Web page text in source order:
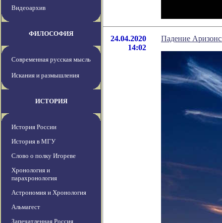
Видеоархив
ФИЛОСОФИЯ
Современная русская мысль
Искания и размышления
ИСТОРИЯ
История России
История в МГУ
Слово о полку Игореве
Хронология и
парахронология
Астрономия и Хронология
Альмагест
Запечатленная Россия
24.04.2020
14:02
Падение